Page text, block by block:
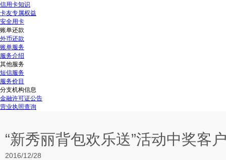
信用卡知识
卡友专属权益
安全用卡
账单还款
外币还款
账单服务
服务介绍
其他服务
短信服务
服务价目
分支机构信息
金融许可证公告
营业执照查询
“新秀丽背包欢乐送”活动中奖客
2016/12/28